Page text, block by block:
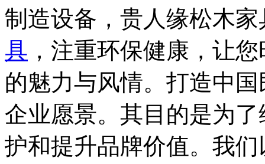
制造设备，贵人缘松木
具 ，注重环保健康，让
的魅力与风情。打造中
企业愿景。其目的是为
护和提升品牌价值。我